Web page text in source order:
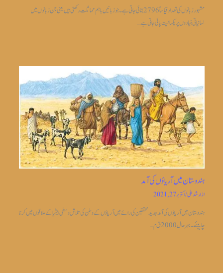
مشہور زبانوں کی تعداد قیاساً2796 بتائی جاتی ہے ۔جو زبانیں باہم مماثلت رکھتی ہیں یعنی جن زبانوں میں
لسانیاتی بنیادوں پر یکسانیت پائی جاتی ہے…
ہندوستان میں آریاؤں کی آمد
ازارشد علی/اکتوبر 27, 2021
ہندوستان میں آریاؤں کی آمد جدیدمحققین کی رائے میں آریاؤں کے وطن کی تلاش وسطی ایشیا کے علاقوں میں کرنا
چاہیئے۔بہر حال 2000 ق م…